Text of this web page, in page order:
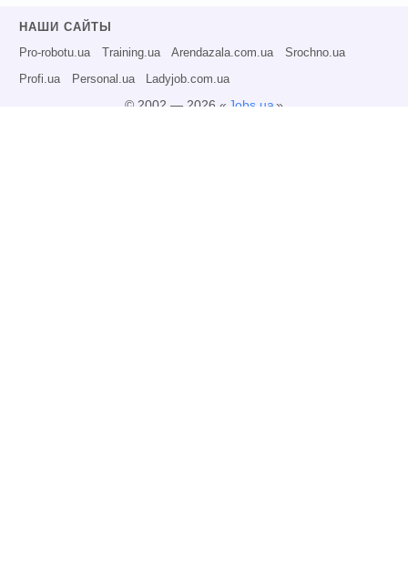
НАШИ САЙТЫ
Pro-robotu.ua Training.ua Arendazala.com.ua Srochno.ua
Profi.ua Personal.ua Ladyjob.com.ua
© 2002 — 2026 « Jobs.ua»